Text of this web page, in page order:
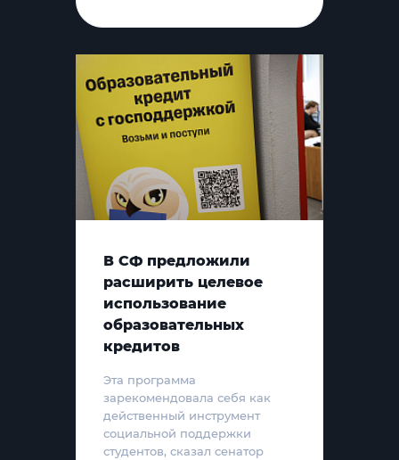
В СФ предложили
расширить целевое
использование
образовательных
кредитов
Эта программа
зарекомендовала себя как
действенный инструмент
социальной поддержки
студентов, сказал сенатор